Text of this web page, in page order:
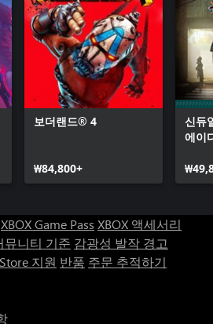
보더랜드® 4
₩84,800+
신듀
에이
XBOX Game Pass XBOX 액세서리
뮤니티 기준 감광성 발작 경고
지원 반품 주문 추적하기